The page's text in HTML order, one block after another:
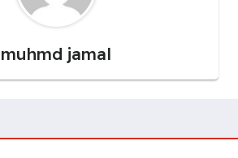
muhmd jamal